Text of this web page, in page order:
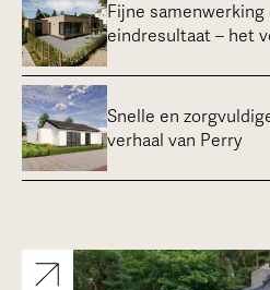
Fijne
eindresultaat – het
Snelle en
verhaal van Perry